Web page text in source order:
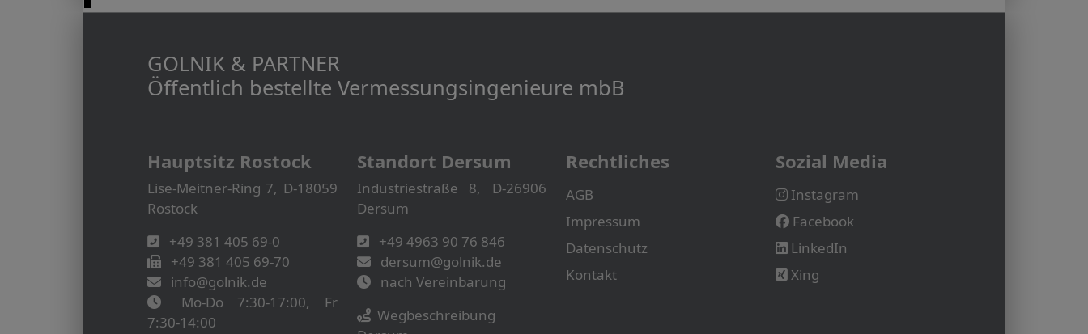
GOLNIK & PARTNER
Öffentlich bestellte Vermessungs­­ingenieure mbB
Hauptsitz Rostock
Lise-Meitner-Ring 7, D-18059
Rostock
+49 381 405 69-0
+49 381 405 69-70
info@golnik.de
Mo-Do 7:30-17:00, Fr
7:30-14:00
Standort Dersum
Industriestraße 8, D-26906
Dersum
+49 4963 90 76 846
dersum@golnik.de
nach Vereinbarung
Wegbeschreibung
Rechtliches
AGB
Impressum
Datenschutz
Kontakt
Sozial Media
Instagram
Facebook
LinkedIn
Xing